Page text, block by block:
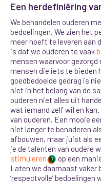
Een herdefiniëring
We behandelen ouderen
bedoelingen. We zien het
meer hoeft te leveren aan
is dat we ouderen te vaak
mensen waarvoor
mensen die iets te bieden
goedbedoelde gedrag is
niet in het belang van de
ouderen niet alles uit
wat iemand zelf wil en
van ouderen. Een mooie
niet langer te benaderen
afbouwen, maar juist als
je de talenten van oudere
stimuleren
7
op een
Laten we daarnaast vaker
‘respectvolle’